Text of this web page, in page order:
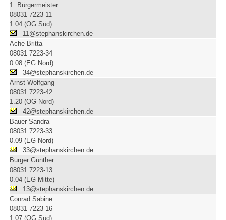
1. Bürgermeister
08031 7223-11
1.04 (OG Süd)
11@stephanskirchen.de
Ache Britta
08031 7223-34
0.08 (EG Nord)
34@stephanskirchen.de
Arnst Wolfgang
08031 7223-42
1.20 (OG Nord)
42@stephanskirchen.de
Bauer Sandra
08031 7223-33
0.09 (EG Nord)
33@stephanskirchen.de
Burger Günther
08031 7223-13
0.04 (EG Mitte)
13@stephanskirchen.de
Conrad Sabine
08031 7223-16
1.07 (OG Süd)